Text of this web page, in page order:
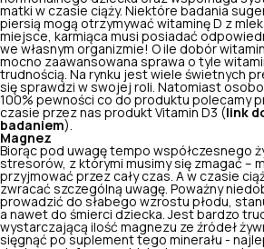
matki w czasie ciąży. Niektóre badania
piersią mogą otrzymywać witaminę D z
miejsce, karmiąca musi posiadać
we własnym organizmie! O ile dobór
mocno zaawansowana sprawa o tyle
trudnością. Na rynku jest wiele świetnych
się sprawdzi w swojej roli. Natomiast
100% pewności co do produktu polecamy
czasie przez nas produkt Vitamin D3 (link
badaniem).
Magnez
Biorąc pod uwagę tempo współczesnego
stresorów, z którymi musimy się zmagać –
przyjmować przez cały czas. A w czasie
zwracać szczególną uwagę. Poważny
prowadzić do słabego wzrostu płodu,
a nawet do śmierci dziecka. Jest bardzo
wystarczającą ilość magnezu ze źródeł
sięgnąć po suplement tego minerału -